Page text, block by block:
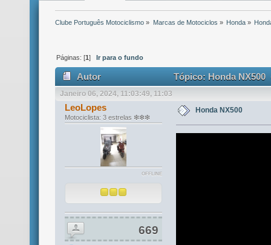
Clube Português Motociclismo » Marcas de Motociclos » Honda»
Páginas: [1] Ir para o fundo
Autor Tópico: Honda NX500
Janeiro 06, 2024, 11:03:49, 11:03
LeoLopes
Motociclista: 3 estrelas ❇❇❇
OFFLINE
669
Honda NX500